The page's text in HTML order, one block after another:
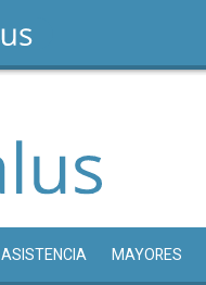
ASISTENCIA MAYORES